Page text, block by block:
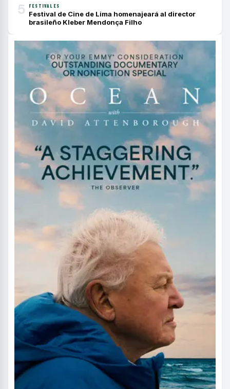
5 FESTIVALES
Festival de Cine de Lima homenajeará al director
brasileño Kleber Mendonça Filho